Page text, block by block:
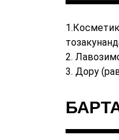
1.
2.
3. Дору